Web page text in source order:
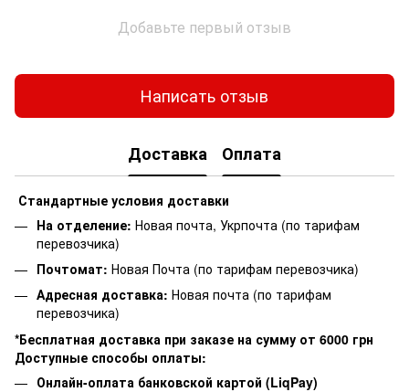
Добавьте первый отзыв
Написать отзыв
Доставка Оплата
Стандартные условия доставки
На отделение: Новая почта, Укрпочта (по тарифам
перевозчика)
Почтомат: Новая Почта (по тарифам перевозчика)
Адресная доставка: Новая почта (по тарифам
перевозчика)
*Бесплатная доставка при заказе на сумму от 6000 грн
Доступные способы оплаты:
Онлайн-оплата банковской картой (LiqPay)